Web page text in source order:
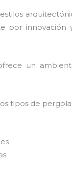
por
un
tipos de